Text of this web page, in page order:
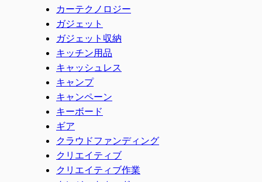
カーテクノロジー
ガジェット
ガジェット収納
キッチン用品
キャッシュレス
キャンプ
キャンペーン
キーボード
ギア
クラウドファンディング
クリエイティブ
クリエイティブ作業